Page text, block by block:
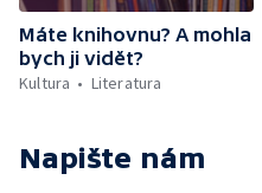
Máte knihovnu? A mohla
bych ji vidět?
Kultura
Literatura
Napište nám